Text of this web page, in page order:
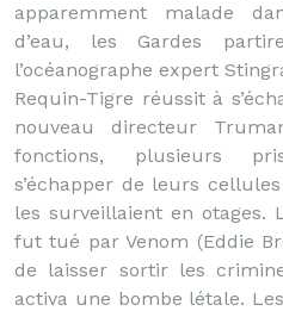
apparemment malade
d’eau, les Gardes
l’océanographe expert
Requin-Tigre réussit à
nouveau directeur
fonctions, plusieurs
s’échapper de leurs
les surveillaient en otages.
fut tué par Venom (Eddie
de laisser sortir les
activa une bombe létale.